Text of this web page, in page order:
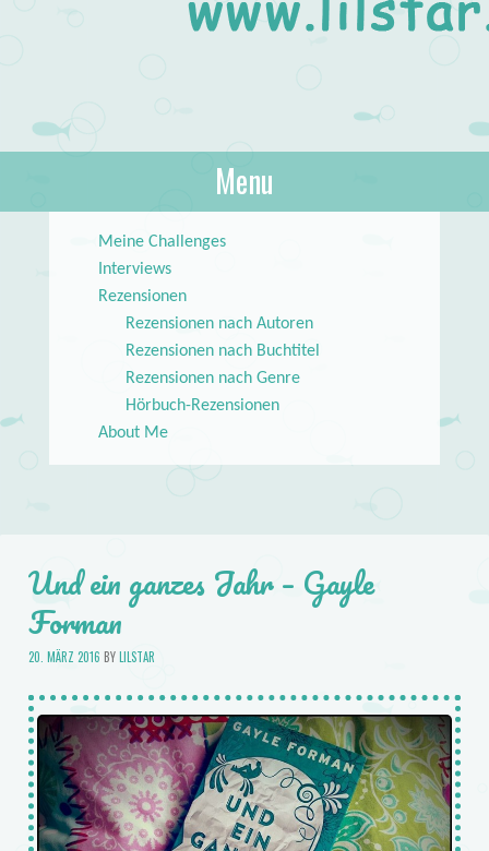
About Books
lilstar.de
Menu
Meine Challenges
Interviews
Rezensionen
Rezensionen nach Autoren
Rezensionen nach Buchtitel
Rezensionen nach Genre
Hörbuch-Rezensionen
About Me
Und ein ganzes Jahr – Gayle
Forman
20. MÄRZ 2016 BYLILSTAR